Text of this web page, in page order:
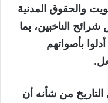
والحقوق المدنية
الناخبين، بما
بأصواتهم
التاريخ من شأنه أن